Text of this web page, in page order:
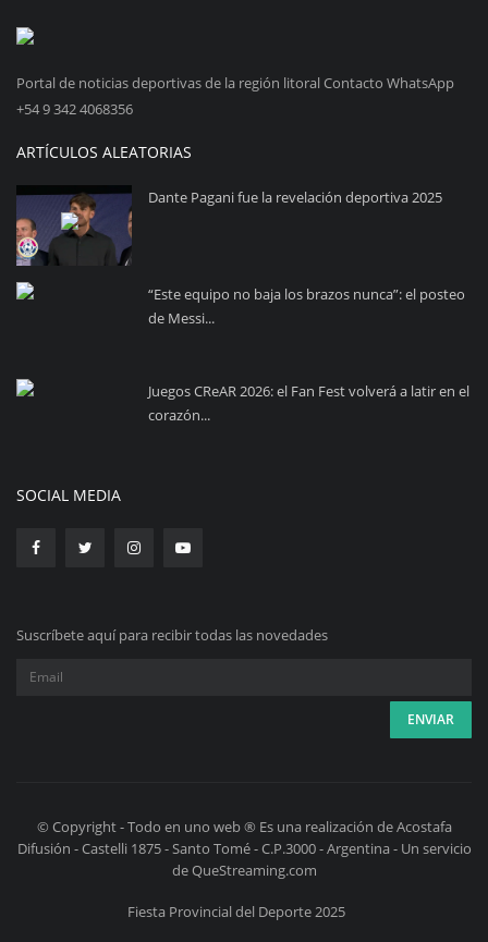
Portal de noticias deportivas de la región litoral Contacto WhatsApp
+54 9 342 4068356
ARTÍCULOS ALEATORIAS
Dante Pagani fue la revelación deportiva 2025
“Este equipo no baja los brazos nunca”: el posteo
de Messi...
Juegos CReAR 2026: el Fan Fest volverá a latir en el
corazón...
SOCIAL MEDIA
Suscríbete aquí para recibir todas las novedades
© Copyright - Todo en uno web ® Es una realización de Acostafa
Difusión - Castelli 1875 - Santo Tomé - C.P.3000 - Argentina - Un servicio
de QueStreaming.com
Fiesta Provincial del Deporte 2025